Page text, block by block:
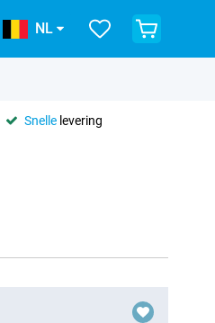
NL
Snelle levering